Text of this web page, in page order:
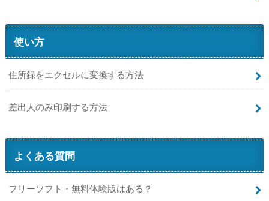
使い方
住所録をエクセルに変換する方法
差出人のみ印刷する方法
よくある質問
フリーソフト・無料体験版はある？